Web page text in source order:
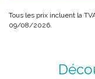
Tous les prix incluent la
09/08/2026.